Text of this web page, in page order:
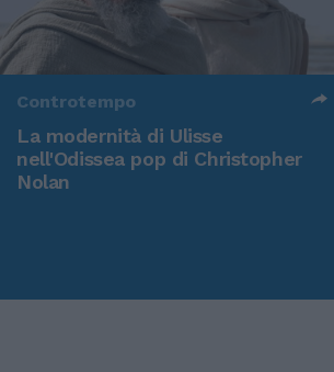
Controtempo
La modernità di Ulisse
nell'Odissea pop di Christopher
Nolan